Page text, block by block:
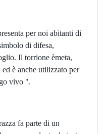
per noi abitanti di
di difesa,
Il torrione èmeta,
è anche utilizzato per
vivo ".
fa parte di un